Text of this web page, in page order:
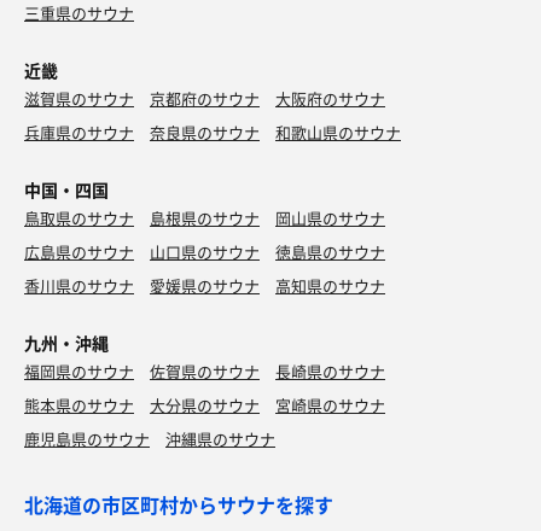
三重県のサウナ
近畿
滋賀県のサウナ 京都府のサウナ
大阪府のサウナ
兵庫県のサウナ
奈良県のサウナ 和歌山県のサウナ
中国・四国
鳥取県のサウナ 島根県のサウナ
岡山県のサウナ
広島県のサウナ
山口県のサウナ
徳島県のサウナ
香川県のサウナ
愛媛県のサウナ 高知県のサウナ
九州・沖縄
福岡県のサウナ 佐賀県のサウナ
長崎県のサウナ
熊本県のサウナ
大分県のサウナ
宮崎県のサウナ
鹿児島県のサウナ
沖縄県のサウナ
北海道の市区町村からサウナを探す